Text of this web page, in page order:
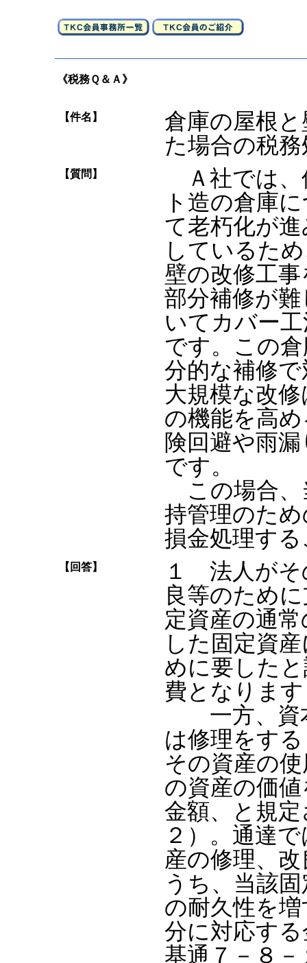
《税務Ｑ＆Ａ》
【件名】
倉庫の屋根
た場合の税
【質問】
Ａ社では、
ト造の倉庫
て老朽化が
しているた
壁の改修工
部分補修が
いてカバー
です。この
分的な補修
大規模な改
の機能を高
険回避や雨
です。
この場合、
持管理のた
損金処理す
【回答】
１ 法人がそ
良等のため
定資産の通
した固定資
めに要した
費となりま
一方、資
は修理をす
その資産の
の資産の価
金額、と規
２）。通達
産の修理、
うち、当該
の耐久性を
分に対応す
基通７－８